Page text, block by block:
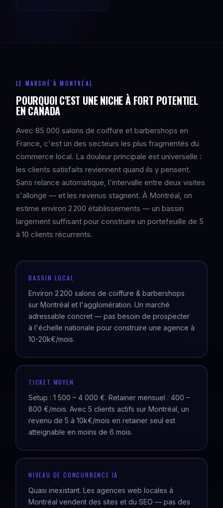
LE MARCHÉ À MONTRÉAL
POURQUOI C'EST UNE NICHE À FORT POTENTIEL
EN CANADA
Avec 85 000 salons de coiffure et barbershops en
France, c'est un des secteurs les plus fragmentés du
commerce local. La douleur principale est universelle :
les clients satisfaits reviennent quand ils y pensent.
Sans relance automatique, l'intervalle entre deux visites
s'allonge — et les revenus stagnent. À Montréal, on
estime environ 2 200 établissements — un bassin
largement suffisant pour construire un portefeuille de 5
à 10 clients récurrents.
BASSIN LOCAL
Environ 2 200 salons de coiffure & barbershops
sur Montréal et l'agglomération. Un marché
adressable concret — pas besoin de prospecter
à l'échelle nationale pour construire une agence à
10-20k€/mois.
TICKET MOYEN
Setup : 1 500 – 4 000 €. Retainer mensuel : 400 –
800 €/mois. Avec 5 clients actifs sur Montréal, un
revenu de 5 à 10k€/mois en retainer seul est
atteignable en moins de 6 mois.
NIVEAU DE CONCURRENCE IA
Quasi inexistant. Les agences web locales à
Montréal vendent des sites et du SEO — pas des